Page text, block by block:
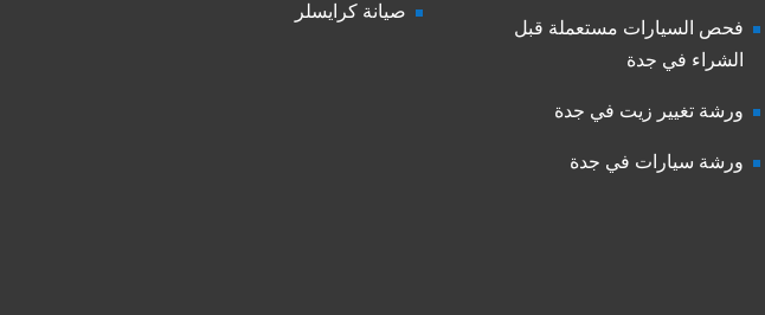
فحص السيارات مستعملة قبل
الشراء في جدة
ورشة تغيير زيت في جدة
ورشة سيارات في جدة
صيانة كرايسلر